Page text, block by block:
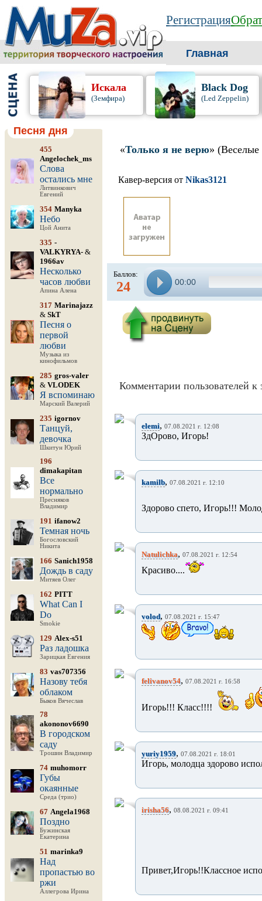
Регистрация
Главная
Искала
(Земфира)
Black Dog
(Led Zeppelin)
Песня дня
455
Angelochek_ms
Слова
остались мне
Литвинкович
Евгений
354 Manyka
Небо
Цой Анита
335 -
VALKYRYA- &
1966av
Несколько
часов любви
Апина Алена
317 Marinajazz
& SkT
Песня о
первой
любви
Музыка из
кинофильмов
285 gros-valer
& VLODEK
Я вспоминаю
Марский Валерий
235 igornov
Танцуй,
девочка
Шкитун Юрий
196
dimakapitan
Все
нормально
Пресняков
Владимир
191 ifanow2
Темная ночь
Богословский
Никита
166 Sanich1958
Дождь в саду
Митяев Олег
162 PITT
What Can I
Do
Smokie
129 Alex-s51
Раз ладошка
Зарицкая Евгения
83 vas707356
Назову тебя
облаком
Быков Вячеслав
78
akononov6690
В городском
саду
Трошин Владимир
74 muhomorr
Губы
окаянные
Среда (трио)
67 Angela1968
Поздно
Бужинская
Екатерина
51 marinka9
Над
пропастью во
ржи
Аллегрова Ирина
«Только я не верю» (Веселые
Кавер-версия от Nikas3121
Баллов:
24 00:00
Комментарии пользователей к
elemi, 07.08.2021 г. 12:08
ЗдОрово, Игорь!
kamilb, 07.08.2021 г. 12:10
Здорово спето, Игорь!!!
Natulichka, 07.08.2021 г. 12:54
Красиво....
volod, 07.08.2021 г. 15:47
felivanov54, 07.08.2021 г. 16:58
Игорь!!! Класс!!!!
yuriy1959, 07.08.2021 г. 18:01
Игорь, молодца здорово
irisha56, 08.08.2021 г. 09:41
Привет,Игорь!!Классное